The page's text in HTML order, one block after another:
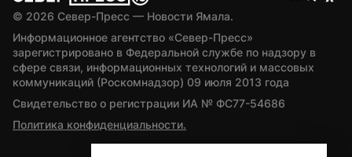
© 2026 Север-Пресс — Новости Ямала.
Информационное агентство «Север-Пресс»
зарегистрировано в Федеральной службе по надзору в
сфере связи, информационных технологий и массовых
коммуникаций (Роскомнадзор) 09 июля 2013 года
Свидетельство о регистрации ИА № ФС77-54686
Политика конфиденциальности.